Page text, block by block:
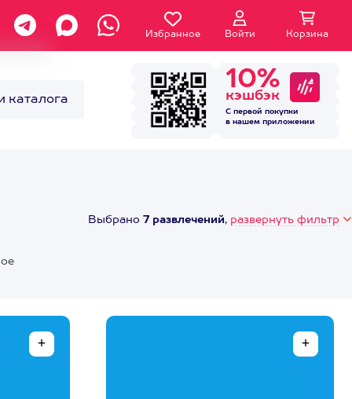
Избранное Войти Корзина
каталога
10%
кэшбэк
С первой покупки
в нашем приложении
Выбрано 7 развлечений, развернуть фильтр